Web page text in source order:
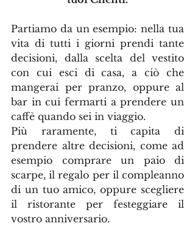
Partiamo da un esempio: nella tua
vita di tutti i giorni prendi tante
decisioni, dalla scelta del vestito
con cui esci di casa, a ciò che
mangerai per pranzo, oppure al
bar in cui fermarti a prendere un
caffè quando sei in viaggio.
Più raramente, ti capita di
prendere altre decisioni, come ad
esempio comprare un paio di
scarpe, il regalo per il compleanno
di un tuo amico, oppure scegliere
il ristorante per festeggiare il
vostro anniversario.